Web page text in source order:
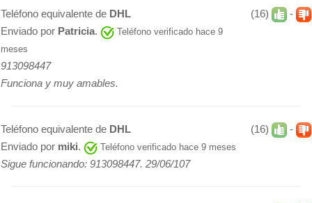
(16) -
Teléfono equivalente de DHL
Enviado por Patricia.
Teléfono verificado hace 9
meses
913098447
Funciona y muy amables.
(16) -
Teléfono equivalente de DHL
Enviado por miki. Teléfono verificado hace 9 meses
Sigue funcionando: 913098447. 29/06/107